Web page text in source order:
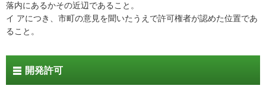
落内にあるかその近辺であること。
イ アにつき、市町の意見を聞いたうえで許可権者が認めた位置であ
ること。
開発許可